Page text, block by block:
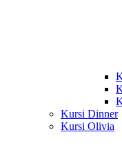
Kursi Dinner
Kursi Olivia